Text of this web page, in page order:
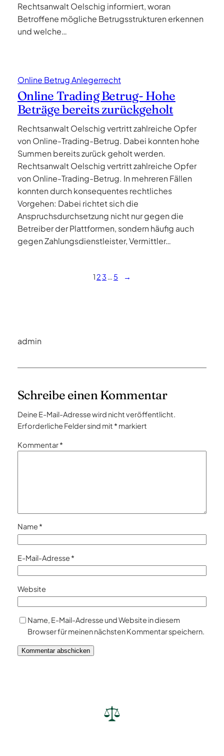
Rechtsanwalt Oelschig informiert, woran
Betroffene mögliche Betrugsstrukturen erkennen
und welche…
Online Betrug Anlegerrecht
Online Trading Betrug- Hohe
Beträge bereits zurückgeholt
Rechtsanwalt Oelschig vertritt zahlreiche Opfer
von Online-Trading-Betrug. Dabei konnten hohe
Summen bereits zurück geholt werden.
Rechtsanwalt Oelschig vertritt zahlreiche Opfer
von Online-Trading-Betrug. In mehreren Fällen
konnten durch konsequentes rechtliches
Vorgehen: Dabei richtet sich die
Anspruchsdurchsetzung nicht nur gegen die
Betreiber der Plattformen, sondern häufig auch
gegen Zahlungsdienstleister, Vermittler…
12 3 … 5 →
admin
Schreibe einen Kommentar
Deine E-Mail-Adresse wird nicht veröffentlicht.
Erforderliche Felder sind mit * markiert
Kommentar*
Name *
E-Mail-Adresse *
Website
Name, E-Mail-Adresse und Website in diesem
Browser für meinen nächsten Kommentar speichern.